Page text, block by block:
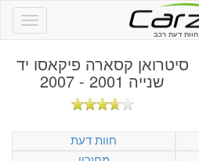
חוות דעת רכב
סיטרואן קסארה פיקאסו יד
שנייה 2001 - 2007
חוות דעת